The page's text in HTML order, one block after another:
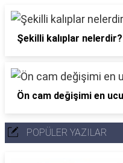
Şekilli kalıplar nelerdir?
Ön cam değişimi en
POPÜLER YAZILAR